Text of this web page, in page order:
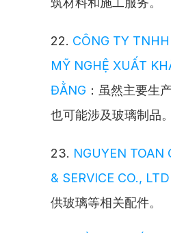
22. CÔNG TY
MỸ NGHỆ XUẤT
ĐẰNG ：虽然主要生
也可能涉及玻璃制品。
23. NGUYEN TOAN
& SERVICE CO., LTD
供玻璃等相关配件。